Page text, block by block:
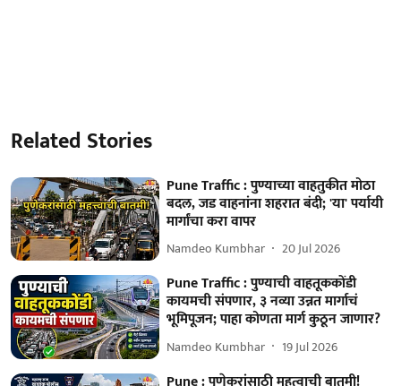
Related Stories
Pune Traffic : पुण्याच्या वाहतुकीत मोठा
बदल, जड वाहनांना शहरात बंदी; 'या' पर्यायी
मार्गांचा करा वापर
Namdeo Kumbhar 20 Jul 2026
Pune Traffic : पुण्याची वाहतूककोंडी
कायमची संपणार, ३ नव्या उन्नत मार्गाचं
भूमिपूजन; पाहा कोणता मार्ग कुठून जाणार?
Namdeo Kumbhar 19 Jul 2026